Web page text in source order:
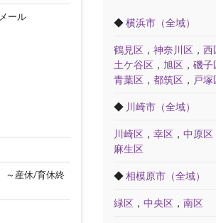
ール
～産休/育休終
◆横浜市（全域）
鶴見区 ， 神奈川区 ， 西
土ケ谷区 ， 旭区 ， 磯子
青葉区 ， 都筑区 ， 戸塚
◆ 川崎市（全域）
川崎区 ， 幸区 ， 中原区
麻生区
◆相模原市（全域）
緑区 ， 中央区 ， 南区